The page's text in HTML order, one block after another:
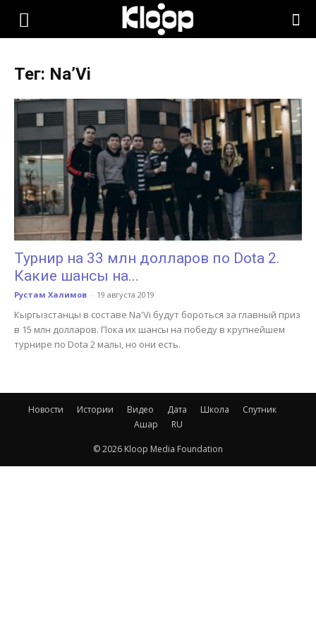
KLOOP.KG
Новости
Кыргызстана
Тег: Na’Vi
Турнир на 33 млн долларов по Dota 2.
Какие шансы на...
Рустам Халимов - 19 августа 2019
Кыргызстанцы в составе Na'Vi будут бороться за главный приз
в 15 млн долларов. Пока их шансы на победу в крупнейшем
турнире по Dota 2 малы, но они есть.
Новости Истории Видео Дата Школа
Спутник
Ашар
RU
© 2026 Kloop Media Foundation